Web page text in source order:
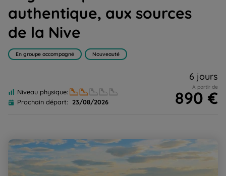
authentique, aux sources
de la Nive
En groupe accompagné Nouveauté
Niveau physique:
Prochain départ:
23/08/2026
6 jours
A partir de
890 €
St-Jean-de-Luz - Côte Basque, l'escale détente et mise
en jambe